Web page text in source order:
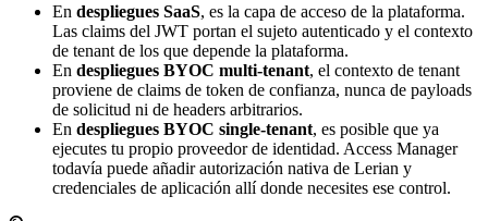
En despliegues SaaS, es la capa de acceso de la plataforma.
Las claims del JWT portan el sujeto autenticado y el contexto
de tenant de los que depende la plataforma.
En despliegues BYOC multi-tenant, el contexto de tenant
proviene de claims de token de confianza, nunca de payloads
de solicitud ni de headers arbitrarios.
En despliegues BYOC single-tenant, es posible que ya
ejecutes tu propio proveedor de identidad. Access Manager
todavía puede añadir autorización nativa de Lerian y
credenciales de aplicación allí donde necesites ese control.